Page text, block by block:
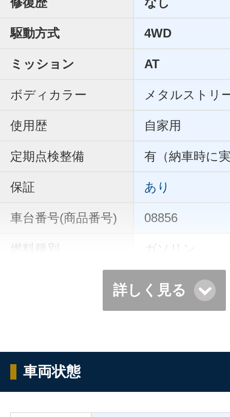
駆動方式 4WD
ミッション AT
ボディカラー メタルストリ
使用歴 自家用
定期点検整備 有（納車時に
保証 あり
車台番号(商品番号) 08856
燃料種別 ガソリン
詳しく見る
車両状態